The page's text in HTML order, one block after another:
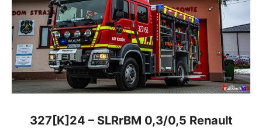
327[K]24 – SLRrBM 0,3/0,5 Renault